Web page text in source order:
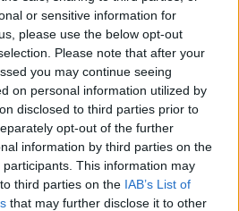
or sensitive information for
please use the below opt-out
Please note that after your
you may continue seeing
on personal information utilized by
disclosed to third parties prior to
opt-out of the further
information by third parties on the
participants. This information may
third parties on the IAB’s List of
that may further disclose it to other
il tiro al Pd.